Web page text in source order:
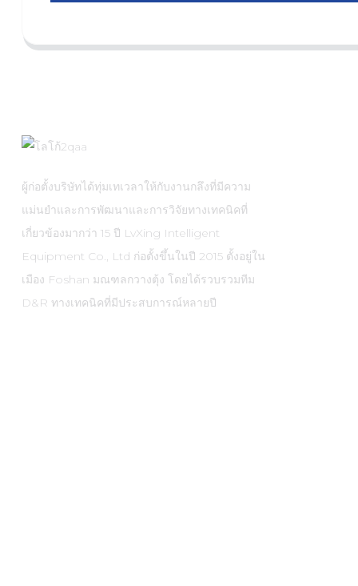
ผู้ก่อตั้งบริษัทได้ทุ่มเทเวลาให้กับงานกลึงที่มีความ
แม่นยำและการพัฒนาและการวิจัยทางเทคนิคที่
เกี่ยวข้องมากว่า 15 ปี LvXing Intelligent
Equipment Co., Ltd ก่อตั้งขึ้นในปี 2015 ตั้งอยู่ใน
เมือง Foshan มณฑลกวางตุ้ง โดยได้รวบรวมทีม
D&R ทางเทคนิคที่มีประสบการณ์หลายปี